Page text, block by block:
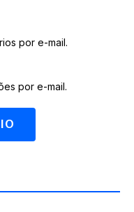
por e-mail.
por e-mail.